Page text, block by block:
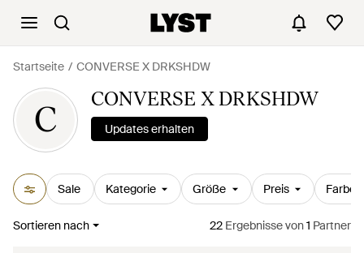
Startseite CONVERSE X DRKSHDW
C
CONVERSE X DRKSHDW
Updates erhalten
Sale Kategorie Größe Preis Farbe
Sortieren nach 22 Ergebnissevon1 Partner